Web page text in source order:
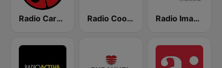
Radio Carolina Radio Cooperativa Radio Imagina